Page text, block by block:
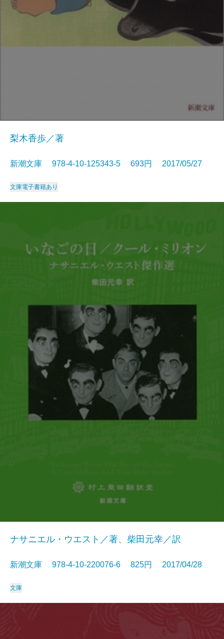
梨木香歩／著
新潮文庫 978-4-10-125343-5 693円 2017/05/27
文庫電子書籍あり
ナサニエル・ウエスト／著、柴田元幸／訳
新潮文庫 978-4-10-220076-6 825円 2017/04/28
文庫